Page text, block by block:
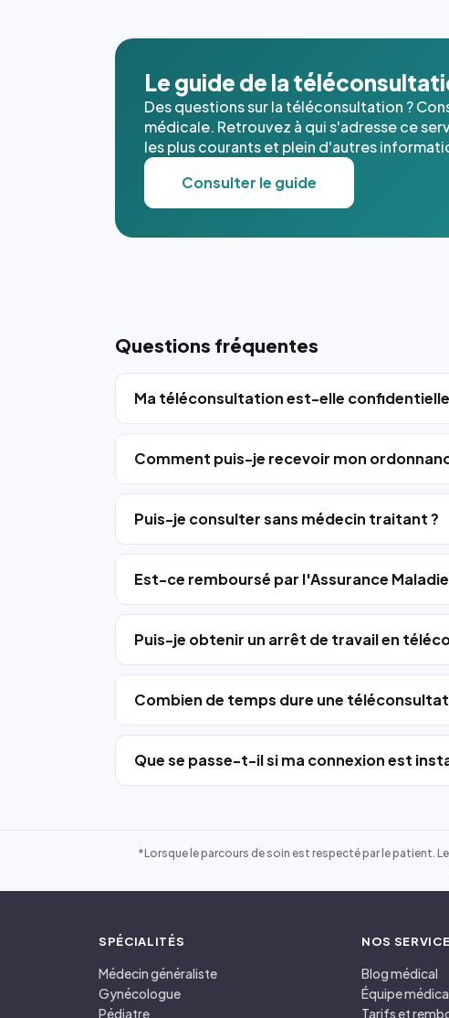
Le guide de la
Des questions sur la téléconsultation ?
médicale. Retrouvez à qui s'adresse ce
les plus courants et plein d'autres
Consulter le guide
Questions fréquentes
Ma téléconsultation est-elle
Comment puis-je recevoir mon
Puis-je consulter sans médecin traitant ?
Est-ce remboursé par l'Assurance Maladie
Puis-je obtenir un arrêt de travail en
Combien de temps dure une
Que se passe-t-il si ma connexion est
*Lorsque le parcours de soin est respecté par le patient.
SPÉCIALITÉS
Médecin généraliste
Gynécologue
Pédiatre
NOS
Blog médical
Équipe
Tarifs et